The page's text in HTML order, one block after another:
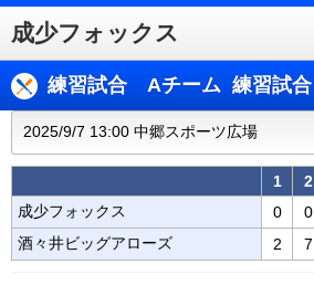
成少フォックス
練習試合 Aチーム 練習試合
2025/9/7 13:00 中郷スポーツ広場
1 2
成少フォックス
0 0
酒々井ビッグアローズ
2 7